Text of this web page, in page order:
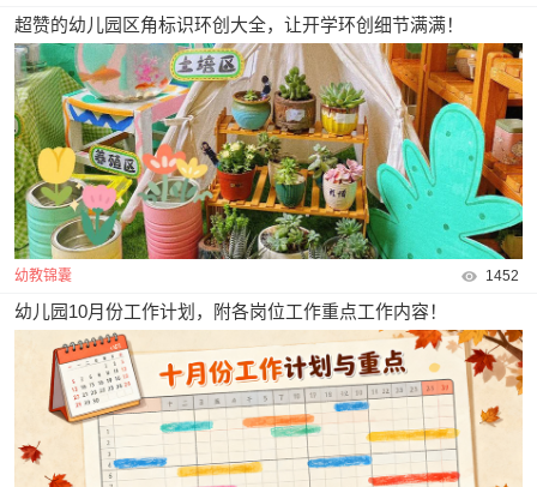
超赞的幼儿园区角标识环创大全，让开学环创细节满满！
幼教锦囊 1452
幼儿园10月份工作计划，附各岗位工作重点工作内容！